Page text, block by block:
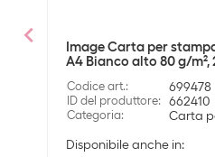
Dati tecnici
Bianchezza nella CIE
146
Image Carta per
A4 Bianco alto 80 g/m²,
Codice art.: 699478
ID del produttore: 662410
Categoria:
Carta
Disponibile anche in: